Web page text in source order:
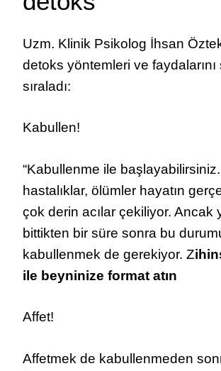
Uzm. Klinik Psikolog İhsan
detoks yöntemleri ve
sıraladı:
Kabullen!
“Kabullenme ile başlayabilirsiniz.
hastalıklar, ölümler hayatın
çok derin acılar çekiliyor. Ancak
bittikten bir süre sonra bu
kabullenmek de gerekiyor. Z
ile beyninize format atın
Affet!
Affetmek de kabullenmeden